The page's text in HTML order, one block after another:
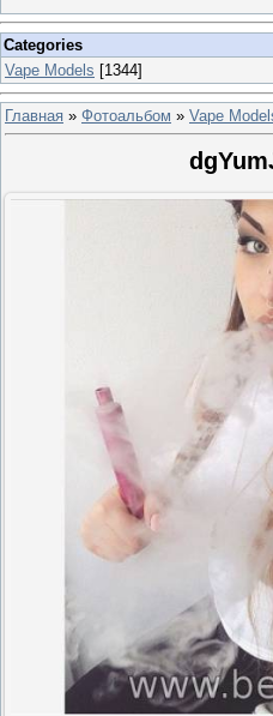
Categories
Vape Models [1344]
Главная » Фотоальбом » Vape